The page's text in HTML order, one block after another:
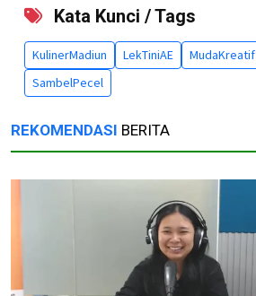
Kata Kunci / Tags
KulinerMadiun LekTiniAE MudaKreatif
SambelPecel
REKOMENDASI BERITA